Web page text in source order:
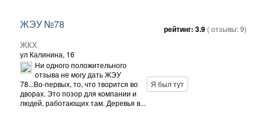
ЖЭУ №78
ЖКХ
ул Калинина, 16
рейтинг: 3.9 ( отзывы:9)
Ни одного положительного
отзыва не могу дать ЖЭУ
78...Во-первых, то, что творится во
дворах. Это позор для компании и
людей, работающих там. Деревья в...
Я был тут